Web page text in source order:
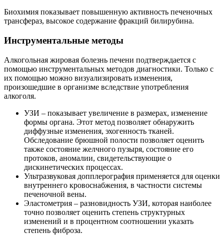
Биохимия показывает повышенную активность печеночных
трансфераз, высокое содержание фракций билирубина.
Инструментальные методы
Алкогольная жировая болезнь печени подтверждается с
помощью инструментальных методов диагностики. Только с
их помощью можно визуализировать изменения,
произошедшие в организме вследствие употребления
алкоголя.
УЗИ – показывает увеличение в размерах, изменение
формы органа. Этот метод позволяет обнаружить
диффузные изменения, эхогенность тканей.
Обследование брюшной полости позволяет оценить
также состояние желчного пузыря, состояние его
протоков, аномалии, свидетельствующие о
дискинетических процессах.
Ультразвуковая допплерография применяется для оценки
внутреннего кровоснабжения, в частности системы
печеночной вены.
Эластометрия – разновидность УЗИ, которая наиболее
точно позволяет оценить степень структурных
изменений и в процентном соотношении указать
степень фиброза.